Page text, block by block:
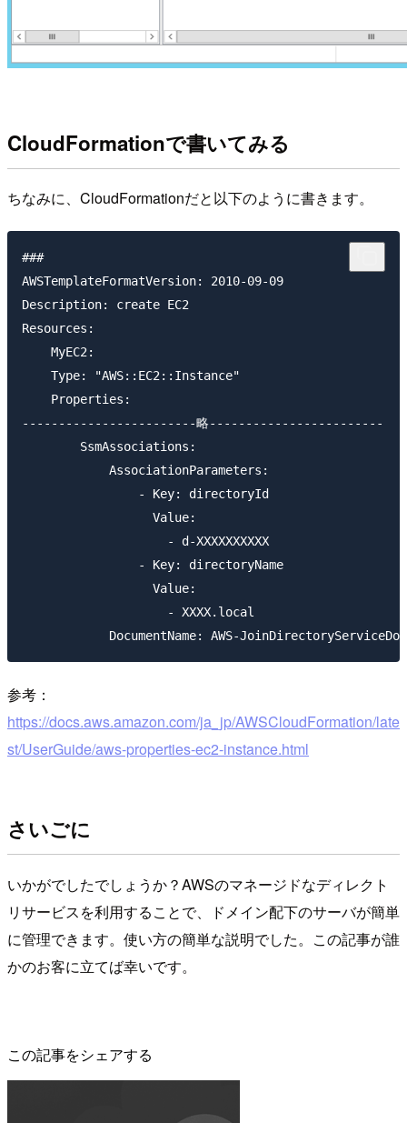
CloudFormationで書いてみる
ちなみに、CloudFormationだと以下のように書きます。
###
AWSTemplateFormatVersion: 2010-09-09
Description: create EC2
Resources:
    MyEC2:
    Type: "AWS::EC2::Instance"
    Properties:
------------------------略------------------------
        SsmAssociations:
            AssociationParameters:
                - Key: directoryId
                  Value:
                    - d-XXXXXXXXXX
                - Key: directoryName
                  Value:
                    - XXXX.local
参考：
https://docs.aws.amazon.com/ja_jp/AWSCloudFormation/late
st/UserGuide/aws-properties-ec2-instance.html
さいごに
いかがでしたでしょうか？AWSのマネージドなディレクト
リサービスを利用することで、ドメイン配下のサーバが簡単
に管理できます。使い方の簡単な説明でした。この記事が誰
かのお客に立てば幸いです。
この記事をシェアする